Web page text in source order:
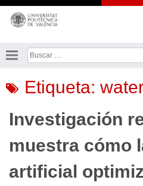
Saltar
contenido
Buscar:
Etiqueta:
Investigación
muestra cómo
artificial